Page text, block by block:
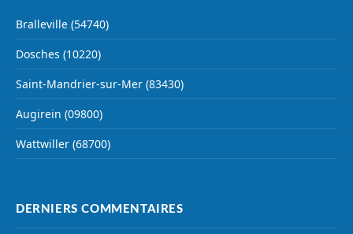
Bralleville (54740)
Dosches (10220)
Saint-Mandrier-sur-Mer (83430)
Augirein (09800)
Wattwiller (68700)
DERNIERS COMMENTAIRES